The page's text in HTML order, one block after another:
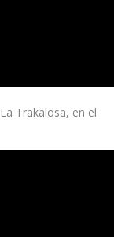
Trakalosa, en el